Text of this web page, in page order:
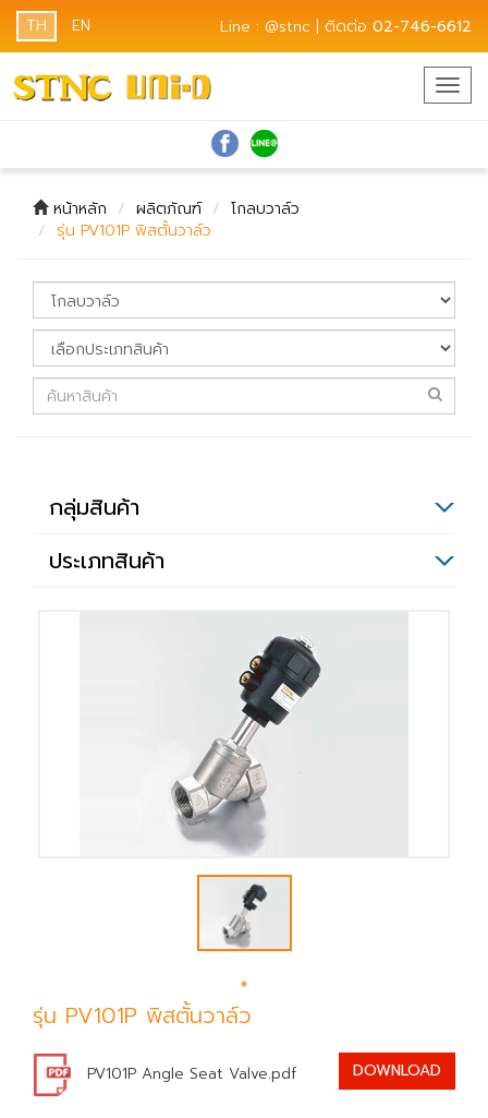
TH EN Line : @stnc | ติดต่อ 02-746-6612
หน้าหลัก ผลิตภัณฑ์
โกลบวาล์ว
รุ่น PV101P พิสตั้นวาล์ว
กลุ่มสินค้า
ประเภทสินค้า
รุ่น PV101P พิสตั้นวาล์ว
PV101P Angle Seat Valve.pdf DOWNLOAD